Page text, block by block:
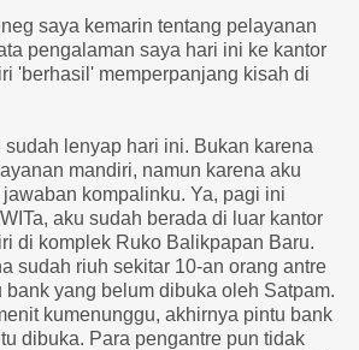
saya kemarin tentang pelayanan
pengalaman saya hari ini ke kantor
'berhasil' memperpanjang kisah di
lenyap hari ini. Bukan karena
mandiri, namun karena aku
kompalinku. Ya, pagi ini
aku sudah berada di luar kantor
di komplek Ruko Balikpapan Baru.
sudah riuh sekitar 10-an orang antre
bank yang belum dibuka oleh Satpam.
kumenunggu, akhirnya pintu bank
dibuka. Para pengantre pun tidak